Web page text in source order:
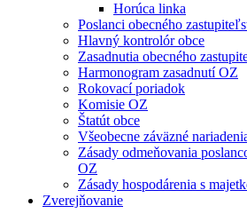
Horúca linka
Poslanci obecného
Hlavný kontrolór obce
Zasadnutia obecného
Harmonogram zasadnutí OZ
Rokovací poriadok
Komisie OZ
Štatút obce
Všeobecne záväzné
Zásady odmeňovania
OZ
Zásady hospodárenia s
Zverejňovanie